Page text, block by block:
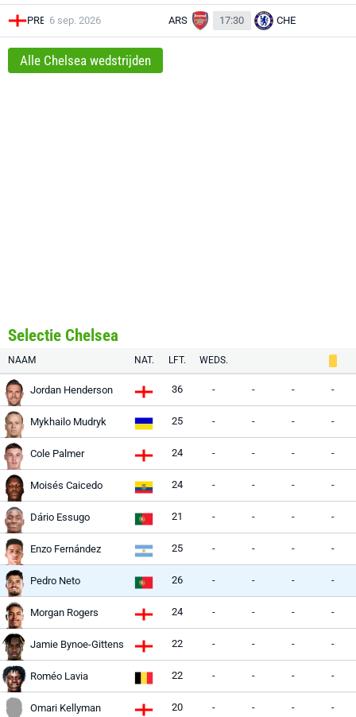
PRE 6 sep. 2026 ARS 17:30 CHE
Alle Chelsea wedstrijden
Selectie Chelsea
NAAM NAT. LFT. WEDS.
Jordan Henderson 36 - - - -
Mykhailo Mudryk 25 - - - -
Cole Palmer 24 - - - -
Moisés Caicedo 24 - - - -
Dário Essugo 21 - - - -
Enzo Fernández 25 - - - -
Pedro Neto 26 - - - -
Morgan Rogers 24 - - - -
Jamie Bynoe-Gittens 22 - - - -
Roméo Lavia 22 - - - -
Omari Kellyman 20 - - - -